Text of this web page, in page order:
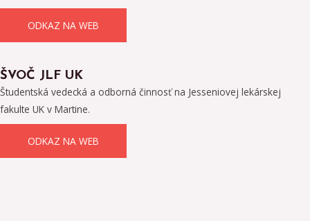
ODKAZ NA WEB
ŠVOČ JLF UK
Študentská vedecká a odborná činnosť na Jesseniovej lekárskej
fakulte UK v Martine.
ODKAZ NA WEB